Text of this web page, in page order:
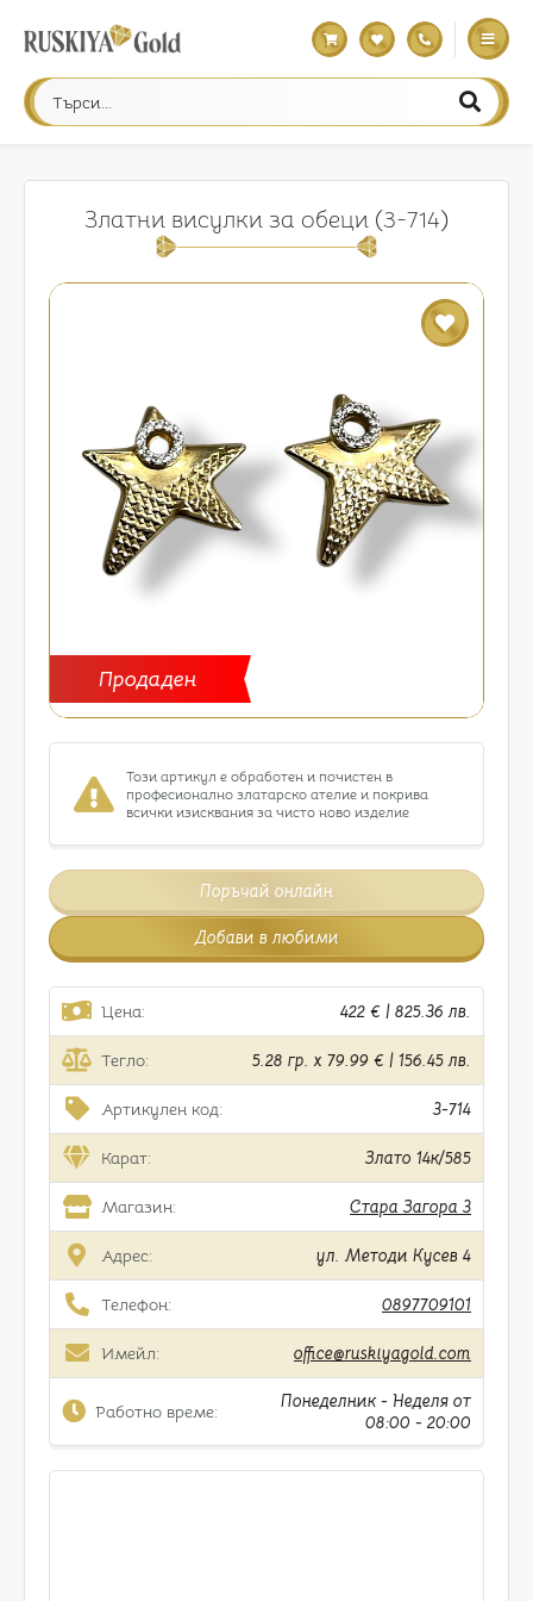
Златни висулки за обеци (3-714)
Продаден
Този артикул е обработен и почистен в
професионално златарско ателие и покрива
всички изисквания за чисто ново изделие
Поръчай онлайн
Добави в любими
Цена: 422 € | 825.36 лв.
Тегло: 5.28 гр. x 79.99 € | 156.45 лв.
Артикулен код: 3-714
Карат: Злато 14к/585
Магазин: Стара Загора 3
Адрес: ул. Методи Кусев 4
Телефон: 0897709101
Имейл: office@ruskiyagold.com
Работно време:
Понеделник - Неделя от
08:00 - 20:00